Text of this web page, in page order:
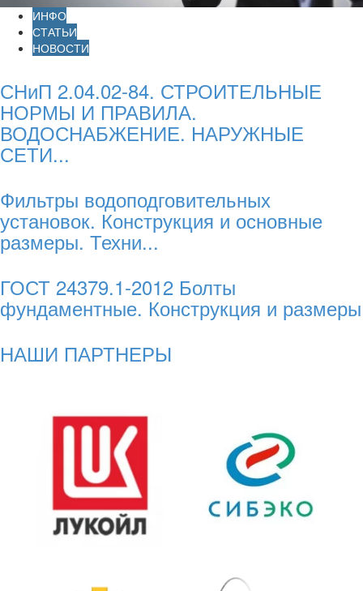
ИНФО
СТАТЬИ
НОВОСТИ
СНиП 2.04.02-84. СТРОИТЕЛЬНЫЕ
НОРМЫ И ПРАВИЛА.
ВОДОСНАБЖЕНИЕ. НАРУЖНЫЕ
СЕТИ...
Фильтры водоподговительных
установок. Конструкция и основные
размеры. Техни...
ГОСТ 24379.1-2012 Болты
фундаментные. Конструкция и размеры
НАШИ ПАРТНЕРЫ